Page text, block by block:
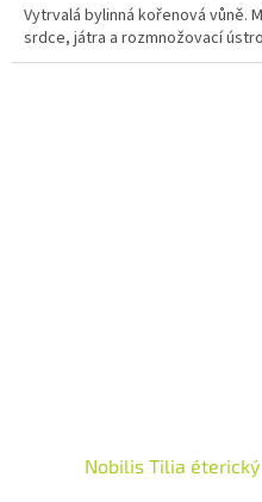
z
5
hvězdiček.
Vytrvalá bylinná kořenová vůně.
srdce, játra a rozmnožovací
Nobilis Tilia